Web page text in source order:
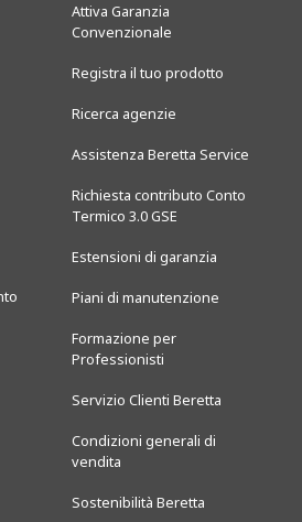
Attiva Garanzia
Convenzionale
Registra il tuo prodotto
Ricerca agenzie
Assistenza Beretta Service
Richiesta contributo Conto
Termico 3.0 GSE
Estensioni di garanzia
Piani di manutenzione
Formazione per
Professionisti
Servizio Clienti Beretta
Condizioni generali di
vendita
Sostenibilità Beretta